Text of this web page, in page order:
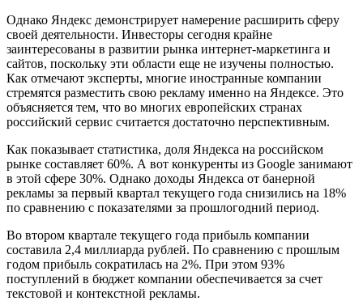
Однако Яндекс демонстрирует намерение расширить сферу
своей деятельности. Инвесторы сегодня крайне
заинтересованы в развитии рынка интернет-маркетинга и
сайтов, поскольку эти области еще не изучены полностью.
Как отмечают эксперты, многие иностранные компании
стремятся разместить свою рекламу именно на Яндексе. Это
объясняется тем, что во многих европейских странах
российский сервис считается достаточно перспективным.
Как показывает статистика, доля Яндекса на российском
рынке составляет 60%. А вот конкуренты из Google занимают
в этой сфере 30%. Однако доходы Яндекса от банерной
рекламы за первый квартал текущего года снизились на 18%
по сравнению с показателями за прошлогодний период.
Во втором квартале текущего года прибыль компании
составила 2,4 миллиарда рублей. По сравнению с прошлым
годом прибыль сократилась на 2%. При этом 93%
поступлений в бюджет компании обеспечивается за счет
текстовой и контекстной рекламы.